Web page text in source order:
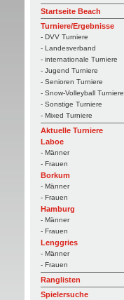
Startseite Beach
Turniere/Ergebnisse
- DVV Turniere
- Landesverband
- internationale Turniere
- Jugend Turniere
- Senioren Turniere
- Snow-Volleyball Turniere
- Sonstige Turniere
- Mixed Turniere
Aktuelle Turniere
Laboe
- Männer
- Frauen
Borkum
- Männer
- Frauen
Hamburg
- Männer
- Frauen
Lenggries
- Männer
- Frauen
Ranglisten
Spielersuche